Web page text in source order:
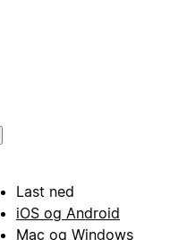
Last ned
iOS og Android
Mac og Windows